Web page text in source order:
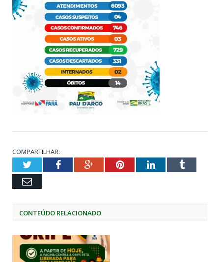
COMPARTILHAR:
TwitterFacebookGoogle+PinterestLinkedInTumblr
Email
CONTEÚDO RELACIONADO